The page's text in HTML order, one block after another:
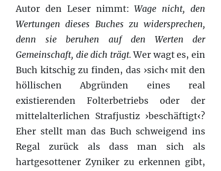
Autor den Leser nimmt:Wage nicht, den
Wertungen dieses Buches zu widersprechen,
denn sie beruhen auf den Werten der
Gemeinschaft, die dich trägt.Wer wagt es, ein
Buch kitschig zu finden, das ›sich‹ mit den
höllischen Abgründen eines real
existierenden Folterbetriebs oder der
mittelalterlichen Strafjustiz ›beschäftigt‹?
Eher stellt man das Buch schweigend ins
Regal zurück als dass man sich als
hartgesottener Zyniker zu erkennen gibt,